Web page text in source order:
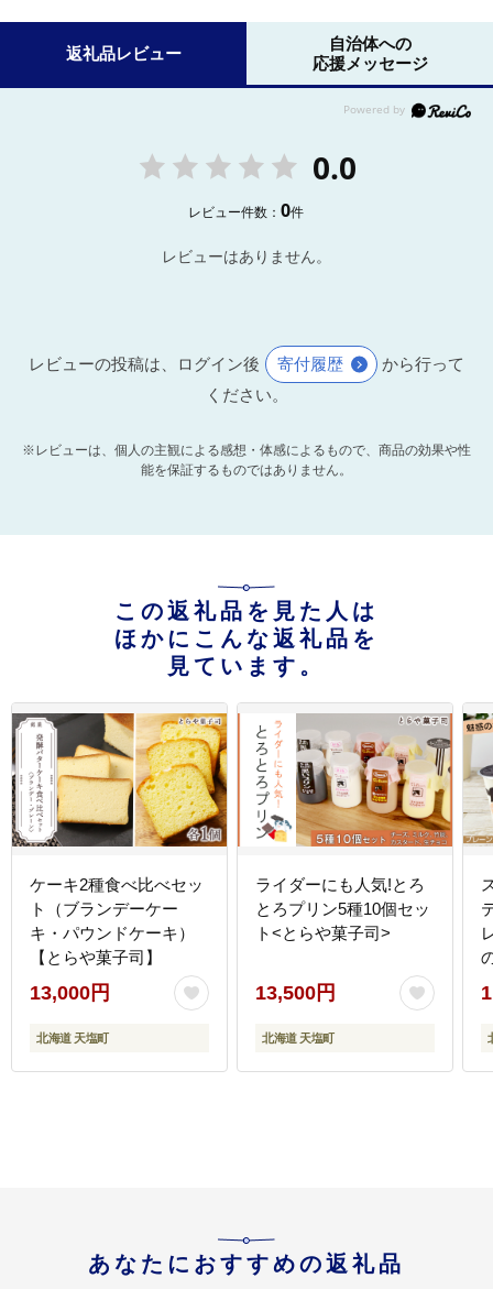
返礼品レビュー
自治体への
応援メッセージ
0.0
レビュー件数：0件
レビューはありません。
レビューの投稿は、ログイン後 寄付履歴
から行って
ください。
※レビューは、個人の主観による感想・体感によるもので、商品の効果や性
能を保証するものではありません。
この返礼品を見た人は
ほかにこんな返礼品を
見ています。
ケーキ2種食べ比べセッ
ト（ブランデーケー
キ・パウンドケーキ）
【とらや菓子司】
13,000円
北海道 天塩町
ライダーにも人気!とろ
とろプリン5種10個セッ
ト<とらや菓子司>
13,500円
北海道 天塩町
あなたにおすすめの返礼品